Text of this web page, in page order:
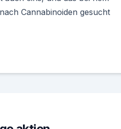
Cannabinoiden gesucht